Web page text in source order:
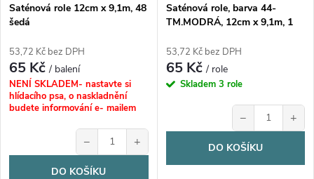
Saténová role 12cm x 9,1m, 48
šedá
53,72 Kč bez DPH
65 Kč/ balení
NENÍ SKLADEM- nastavte si
hlídacího psa, o naskladnění
budete informování e- mailem
− +
DO KOŠÍKU
Saténová role, barva 44-
TM.MODRÁ, 12cm x 9,1m, 1
53,72 Kč bez DPH
65 Kč/ role
Skladem 3 role
− +
DO KOŠÍKU